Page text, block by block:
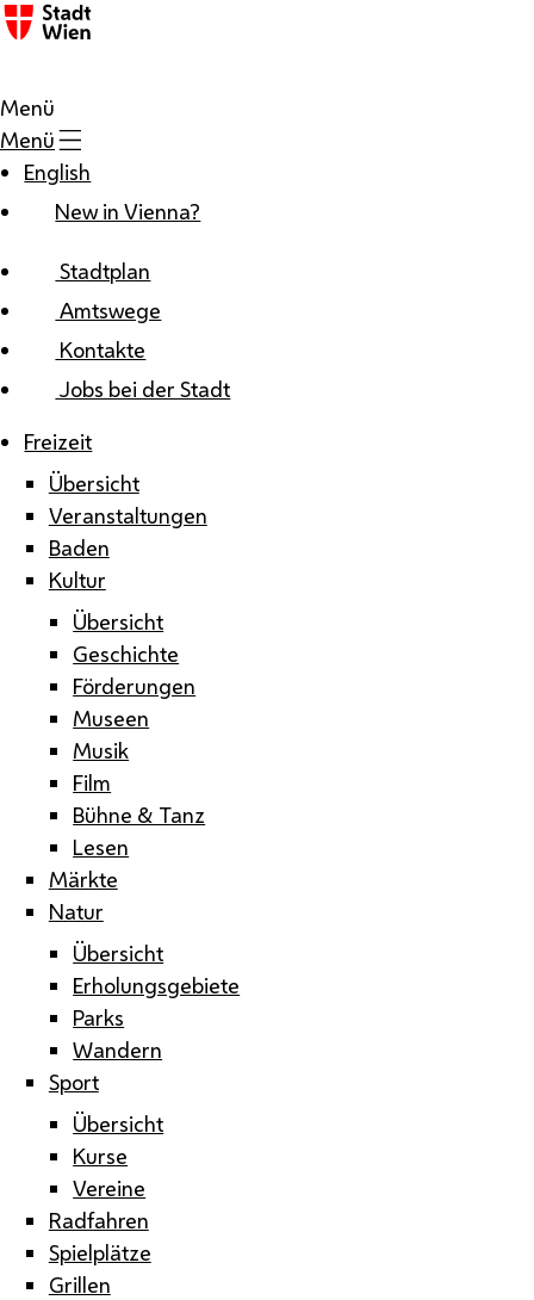
Zum Inhalt
Menü
Menü
English
New in Vienna?
Stadtplan
Amtswege
Kontakte
Jobs bei der Stadt
Freizeit
Übersicht
Veranstaltungen
Baden
Kultur
Übersicht
Geschichte
Förderungen
Museen
Musik
Film
Bühne & Tanz
Lesen
Märkte
Natur
Übersicht
Erholungsgebiete
Parks
Wandern
Sport
Übersicht
Kurse
Vereine
Radfahren
Spielplätze
Grillen